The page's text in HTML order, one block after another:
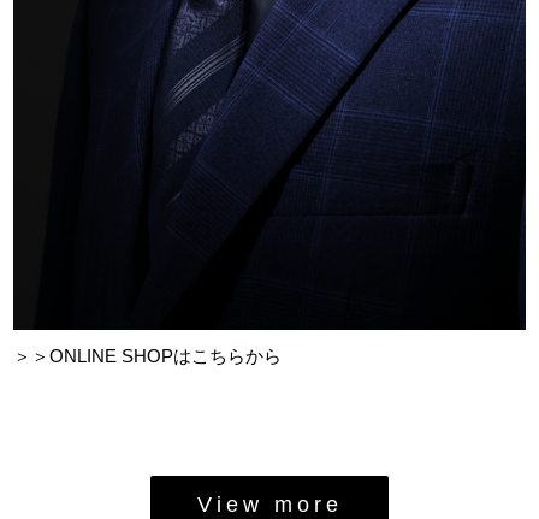
＞＞ONLINE SHOPはこちらから
View more